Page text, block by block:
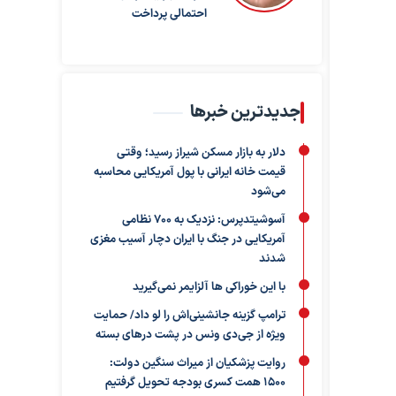
احتمالی پرداخت
جدیدترین خبرها
دلار به بازار مسکن شیراز رسید؛ وقتی
قیمت خانه ایرانی با پول آمریکایی محاسبه
می‌شود
آسوشیتدپرس: نزدیک به ۷۰۰ نظامی
آمریکایی در جنگ با ایران دچار آسیب مغزی
شدند
با این خوراکی ها آلزایمر نمی‌گیرید
ترامپ گزینه جانشینی‌اش را لو داد/ حمایت
ویژه از جی‌دی ونس در پشت درهای بسته
روایت پزشکیان از میراث سنگین دولت:
۱۵۰۰ همت کسری بودجه تحویل گرفتیم